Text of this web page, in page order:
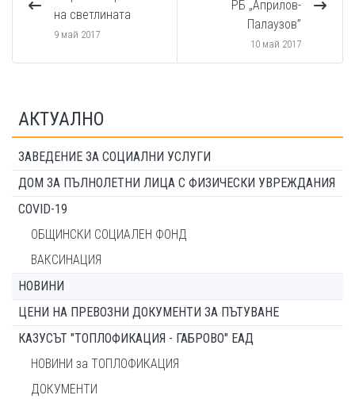
на светлината
9 май 2017
РБ „Априлов-
Палаузов”
10 май 2017
АКТУАЛНО
ЗАВЕДЕНИЕ ЗА СОЦИАЛНИ УСЛУГИ
ДОМ ЗА ПЪЛНОЛЕТНИ ЛИЦА С ФИЗИЧЕСКИ УВРЕЖДАНИЯ
COVID-19
ОБЩИНСКИ СОЦИАЛЕН ФОНД
ВАКСИНАЦИЯ
НОВИНИ
ЦЕНИ НА ПРЕВОЗНИ ДОКУМЕНТИ ЗА ПЪТУВАНЕ
КАЗУСЪТ "ТОПЛОФИКАЦИЯ - ГАБРОВО" ЕАД
НОВИНИ за ТОПЛОФИКАЦИЯ
ДОКУМЕНТИ